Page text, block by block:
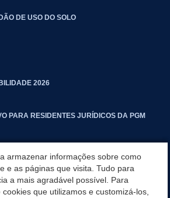
DE USO DO SOLO
2026
PARA RESIDENTES JURÍDICOS DA PGM
IMOBILIÁRIOS SEINFRA
armazenar informações sobre como
e as páginas que visita. Tudo para
a mais agradável possível. Para
que utilizamos e customizá-los,